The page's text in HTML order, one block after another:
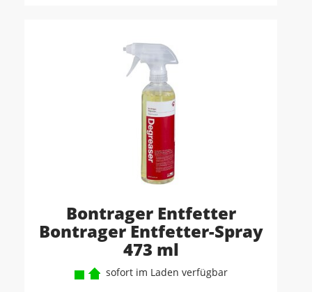
Bontrager Entfetter
Bontrager Entfetter-Spray
473 ml
sofort im Laden verfügbar